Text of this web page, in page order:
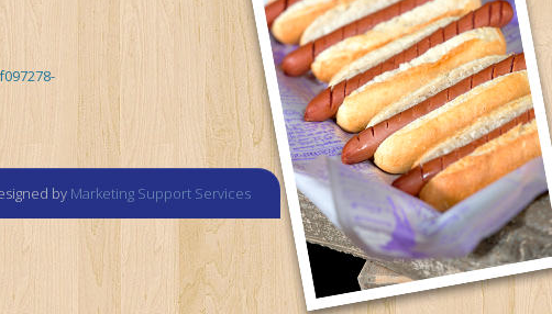
by Marketing Support Services